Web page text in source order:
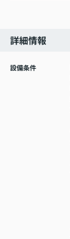
詳細情報
設備条件